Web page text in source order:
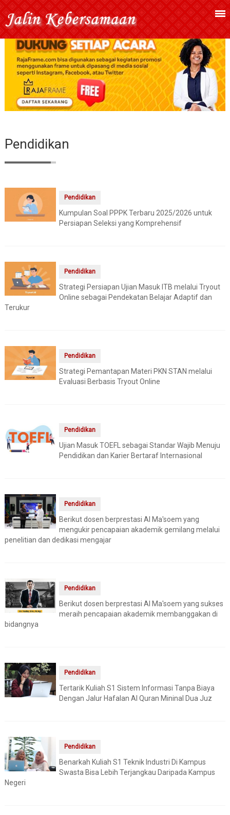
Pendidikan
Pendidikan
Kumpulan Soal PPPK Terbaru 2025/2026 untuk
Persiapan Seleksi yang Komprehensif
Pendidikan
Strategi Persiapan Ujian Masuk ITB melalui Tryout
Online sebagai Pendekatan Belajar Adaptif dan
Terukur
Pendidikan
Strategi Pemantapan Materi PKN STAN melalui
Evaluasi Berbasis Tryout Online
Pendidikan
Ujian Masuk TOEFL sebagai Standar Wajib Menuju
Pendidikan dan Karier Bertaraf Internasional
Pendidikan
Berikut dosen berprestasi Al Ma'soem yang
mengukir pencapaian akademik gemilang melalui
penelitian dan dedikasi mengajar
Pendidikan
Berikut dosen berprestasi Al Ma'soem yang sukses
meraih pencapaian akademik membanggakan di
bidangnya
Pendidikan
Tertarik Kuliah S1 Sistem Informasi Tanpa Biaya
Dengan Jalur Hafalan Al Quran Mininal Dua Juz
Pendidikan
Benarkah Kuliah S1 Teknik Industri Di Kampus
Swasta Bisa Lebih Terjangkau Daripada Kampus
Negeri